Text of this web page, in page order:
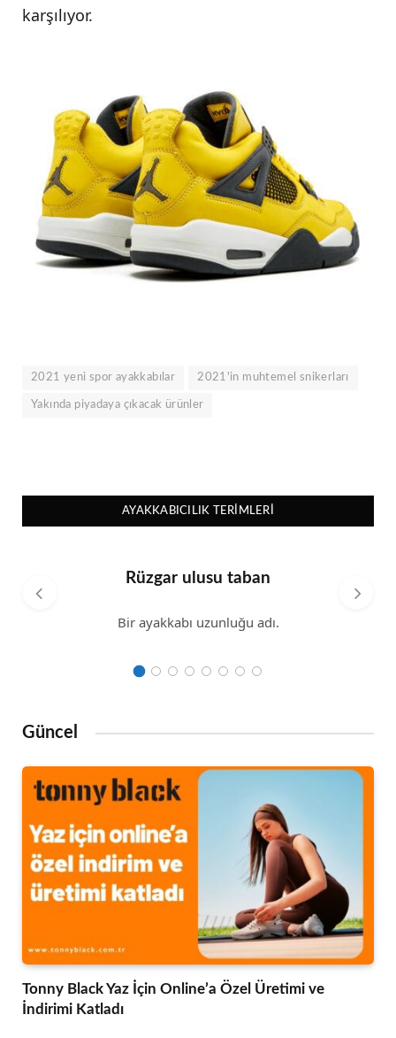
karşılıyor.
2021 yeni spor ayakkabılar 2021'in muhtemel snikerları
Yakında piyadaya çıkacak ürünler
AYAKKABICILIK TERIMLERI
Rüzgar ulusu taban
Bir ayakkabı uzunluğu adı.
Güncel
Tonny Black Yaz İçin Online’a Özel Üretimi ve
İndirimi Katladı